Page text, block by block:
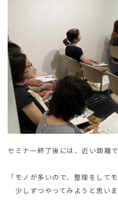
セミナー終了後には、近い距離
「モノが多いので、整理をして
少しずつやってみようと思いま